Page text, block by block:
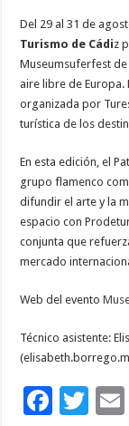
Del 29 al 31 de
Turismo de Cádiz
Museumsuferfest de
aire libre de Europa.
organizada por
turística de los
En esta edición, el
grupo flamenco
difundir el arte y la
espacio con
conjunta que
mercado
Web del evento
Técnico asistente:
F
T